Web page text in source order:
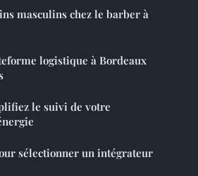
masculins chez le barber à
logistique à Bordeaux
le suivi de votre
sélectionner un intégrateur